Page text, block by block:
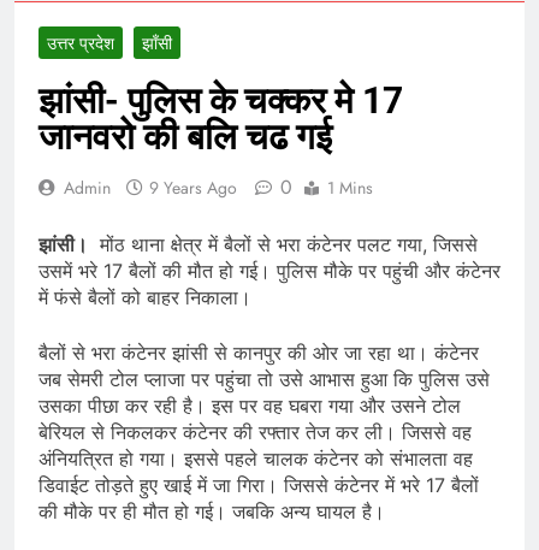
उत्तर प्रदेश झाँसी
झांसी- पुलिस के चक्कर मे 17
जानवरो की बलि चढ गई
Admin 9 Years Ago 0 1 Mins
झांसी। मोंठ थाना क्षेत्र में बैलों से भरा कंटेनर पलट गया, जिससे
उसमें भरे 17 बैलों की मौत हो गई। पुलिस मौके पर पहुंची और कंटेनर
में फंसे बैलों को बाहर निकाला।
बैलों से भरा कंटेनर झांसी से कानपुर की ओर जा रहा था। कंटेनर
जब सेमरी टोल प्लाजा पर पहुंचा तो उसे आभास हुआ कि पुलिस उसे
उसका पीछा कर रही है। इस पर वह घबरा गया और उसने टोल
बेरियल से निकलकर कंटेनर की रफ्तार तेज कर ली। जिससे वह
अंनियत्रित हो गया। इससे पहले चालक कंटेनर को संभालता वह
डिवाईट तोड़ते हुए खाई में जा गिरा। जिससे कंटेनर में भरे 17 बैलों
की मौके पर ही मौत हो गई। जबकि अन्य घायल है।